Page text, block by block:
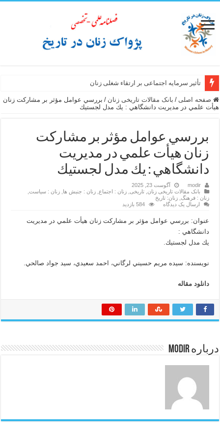
تأثیر سرمایه اجتماعی بر ارتقاء شغلی زنان
صفحه اصلی / بانک مقالات تاریخی زنان / بررسي عوامل مؤثر بر مشاركت زنان
هيأت علمي در مديريت دانشگاهي : يك مدل لجستيك
بررسي عوامل مؤثر بر مشاركت
زنان هيأت علمي در مديريت
دانشگاهي : يك مدل لجستيك
modir
آگوست 23, 2025
بانک مقالات تاریخی زنان ,تاریخی ,زنان : اجتماع ,زنان : جنبش ها ,زنان : سیاست
زنان : فرهنگ ,زنان: تاریخ
ارسال یک دیدگاه
584 بازدید
عنوان: بررسي عوامل مؤثر بر مشاركت زنان هيأت علمي در مديريت
دانشگاهي :
يك مدل لجستيك.
نویسنده: سيده مريم حسيني لرگاني، احمد سعيدي، سيد جواد صالحي.
دانلود مقاله
درباره modir